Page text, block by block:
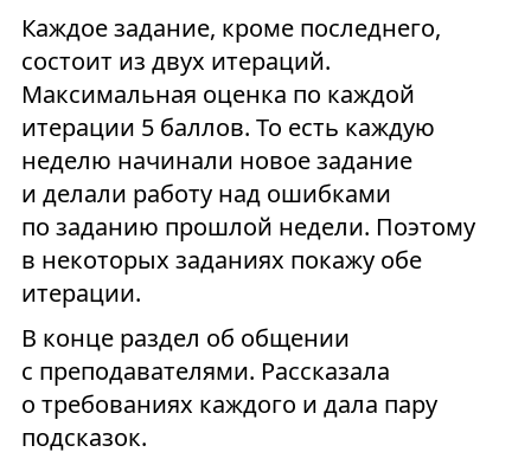
Каждое задание, кроме последнего,
состоит из двух итераций.
Максимальная оценка по каждой
итерации 5 баллов. То есть каждую
неделю начинали новое задание
и делали работу над ошибками
по заданию прошлой недели. Поэтому
в некоторых заданиях покажу обе
итерации.
В конце раздел об общении
с преподавателями. Рассказала
о требованиях каждого и дала пару
подсказок.